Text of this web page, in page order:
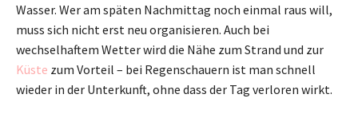
Wasser. Wer am späten Nachmittag noch einmal raus will,
muss sich nicht erst neu organisieren. Auch bei
wechselhaftem Wetter wird die Nähe zum Strand und zur
Küste zum Vorteil – bei Regenschauern ist man schnell
wieder in der Unterkunft, ohne dass der Tag verloren wirkt.